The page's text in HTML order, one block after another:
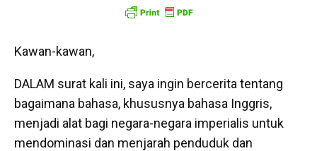
Kawan-kawan,
DALAM surat kali ini, saya ingin bercerita tentang
bagaimana bahasa, khususnya bahasa Inggris,
menjadi alat bagi negara-negara imperialis untuk
mendominasi dan menjarah penduduk dan